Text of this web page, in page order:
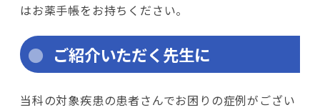
はお薬手帳をお持ちください。
ご紹介いただく先生に
当科の対象疾患の患者さんでお困りの症例がござい